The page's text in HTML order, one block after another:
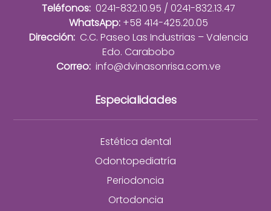
Teléfonos: 0241-832.10.95 / 0241-832.13.47
WhatsApp: +58 414-425.20.05
Dirección: C.C. Paseo Las Industrias – Valencia
Edo. Carabobo
Correo: info@dvinasonrisa.com.ve
Especialidades
Estética dental
Odontopediatría
Periodoncia
Ortodoncia